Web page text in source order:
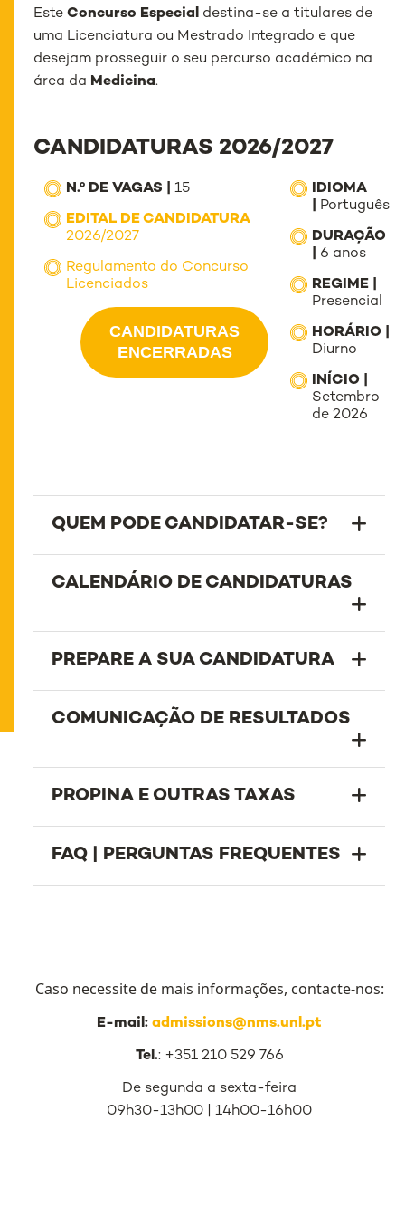
EsteConcurso Especial destina-se a titulares de
uma Licenciatura ou Mestrado Integrado e que
desejam prosseguir o seu percurso académico na
área da Medicina.
CANDIDATURAS 2026/2027
N.º DE VAGAS |
15
EDITAL DE CANDIDATURA
2026/2027
Regulamento do Concurso
Licenciados
CANDIDATURAS
ENCERRADAS
IDIOMA
Português
DURAÇÃO
6 anos
REGIME |
Presencial
HORÁRIO |
Diurno
INÍCIO |
Setembro
de 2026
QUEM PODE CANDIDATAR-SE?
CALENDÁRIO DE CANDIDATURAS
PREPARE A SUA CANDIDATURA
COMUNICAÇÃO DE RESULTADOS
PROPINA E OUTRAS TAXAS
FAQ | PERGUNTAS FREQUENTES
Caso necessite de mais informações, contacte-nos:
E-mail: admissions@nms.unl.pt
Tel.: +351 210 529 766
De segunda a sexta-feira
09h30-13h00 | 14h00-16h00